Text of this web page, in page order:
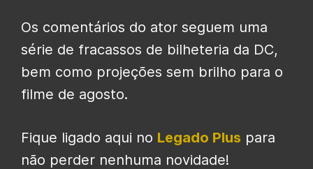
Os comentários do ator seguem uma
série de fracassos de bilheteria da DC,
bem como projeções sem brilho para o
filme de agosto.
Fique ligado aqui no Legado Plus para
não perder nenhuma novidade!